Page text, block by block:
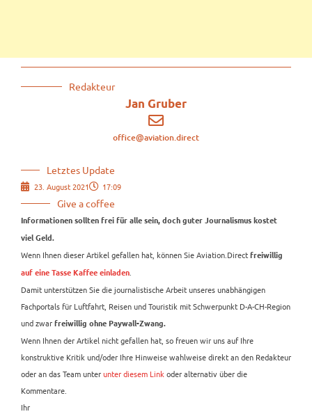
Redakteur
Jan Gruber
office@aviation.direct
Letztes Update
23. August 2021 17:09
Give a coffee
Informationen sollten frei für alle sein, doch guter Journalismus kostet
viel Geld.
Wenn Ihnen dieser Artikel gefallen hat, können Sie Aviation.Direct freiwillig
auf eine Tasse Kaffee einladen.
Damit unterstützen Sie die journalistische Arbeit unseres unabhängigen
Fachportals für Luftfahrt, Reisen und Touristik mit Schwerpunkt D-A-CH-Region
und zwar freiwillig ohne Paywall-Zwang.
Wenn Ihnen der Artikel nicht gefallen hat, so freuen wir uns auf Ihre
konstruktive Kritik und/oder Ihre Hinweise wahlweise direkt an den Redakteur
oder an das Team unterunter diesem Linkoder alternativ über die
Kommentare.
Ihr